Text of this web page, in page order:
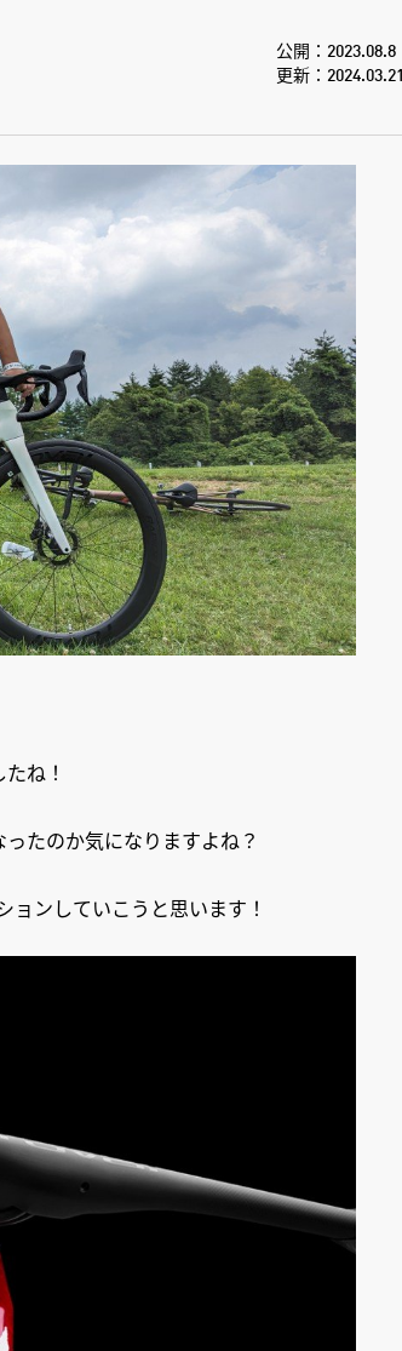
公開：2023.08.8
更新：2024.03.21
ね！
たのか気になりますよね？
ンしていこうと思います！